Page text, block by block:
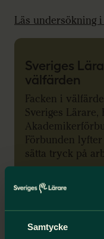
Samtycke
Läs undersökning
Sveriges
välfärden
Facken i
Sveriges
Förbunden
sätta tryck på
Tillsammans
medlemmar.